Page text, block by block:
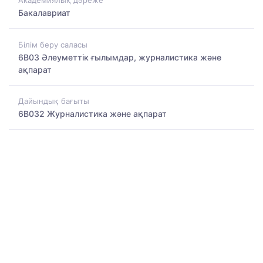
Бакалавриат
Білім беру саласы
6B03 Әлеуметтік ғылымдар, журналистика және
ақпарат
Дайындық бағыты
6B032 Журналистика және ақпарат